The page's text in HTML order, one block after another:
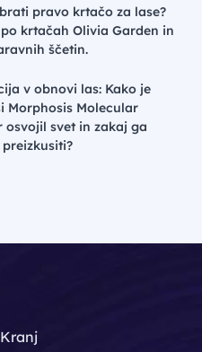
pravo krtačo za lase?
krtačah Olivia Garden in
ščetin.
v obnovi las: Kako je
Morphosis Molecular
osvojil svet in zakaj ga